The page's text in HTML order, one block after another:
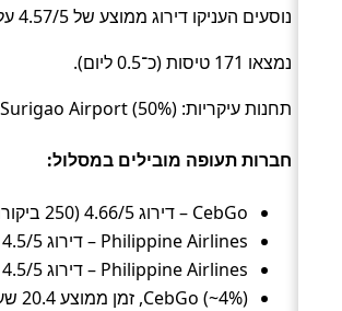
נוסעים העניקו דירוג ממוצע של 4.57/5 על בסיס 624 חוות דעת.
נמצאו 171 טיסות (כ־0.5 ליום).
תחנות עיקריות: Del Carmen Airport (50%), Surigao Airport (50%).
חברות תעופה מובילים במסלול:
CebGo – דירוג 4.66/5 (250 ביקורות, ~67%), זמן ממוצע 20.4 שעות, מחיר ממוצע ~694 ₪
Philippine Airlines – דירוג 4.5/5 (348 ביקורות, ~21%), זמן ממוצע 19.7 שעות, מחיר ממוצע ~692 ₪
Philippine Airlines – דירוג 4.5/5 (26 ביקורות, ~8%), זמן ממוצע 21 שעות, מחיר ממוצע ~560 ₪
CebGo (~4%), זמן ממוצע 20.4 שעות, מחיר ממוצע ~507 ₪